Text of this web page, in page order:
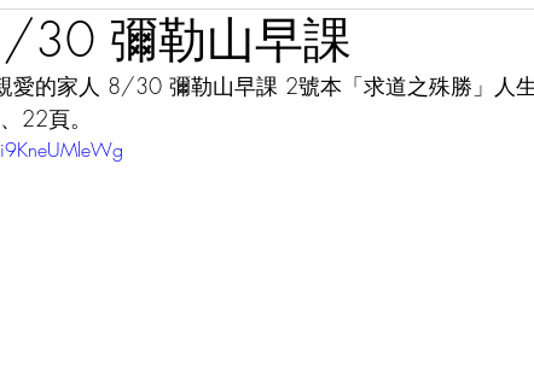
30 彌勒山早課
愛的家人 8/30 彌勒山早課 2號本「求道之殊勝」人
22頁。